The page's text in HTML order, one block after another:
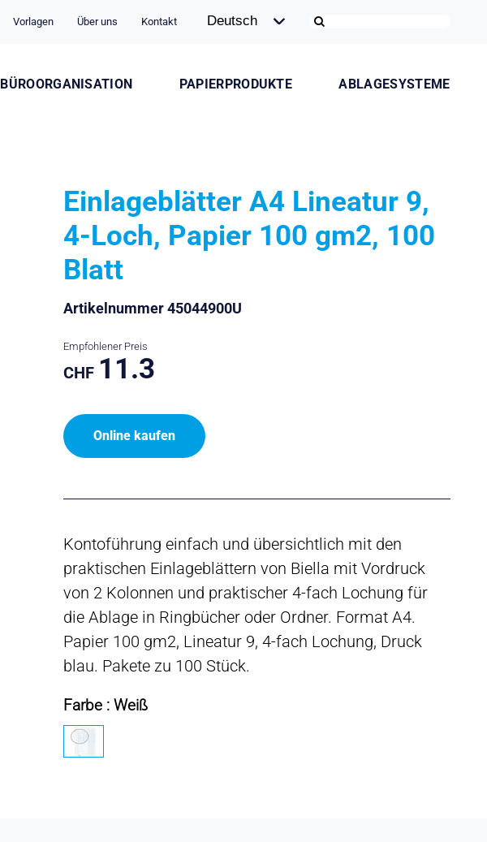
Vorlagen Über uns Kontakt
PAPIERPRODUKTE ABLAGESYSTEME
BÜROORGANISATION
Einlageblätter A4 Lineatur 9,
4-Loch, Papier 100 gm2, 100
Blatt
Artikelnummer 45044900U
Empfohlener Preis
CHF 11.3
Online kaufen
Kontoführung einfach und übersichtlich mit den
praktischen Einlageblättern von Biella mit Vordruck
von 2 Kolonnen und praktischer 4-fach Lochung für
die Ablage in Ringbücher oder Ordner. Format A4.
Papier 100 gm2, Lineatur 9, 4-fach Lochung, Druck
blau. Pakete zu 100 Stück.
Farbe : Weiß